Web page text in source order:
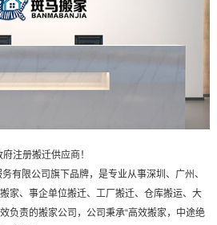
注册搬迁供应商！
有限公司旗下品牌，是专业从事深圳、广州、
家、事企单位搬迁、工厂搬迁、仓库搬运、大
负责的搬家公司，公司秉承“高效搬家，中途绝